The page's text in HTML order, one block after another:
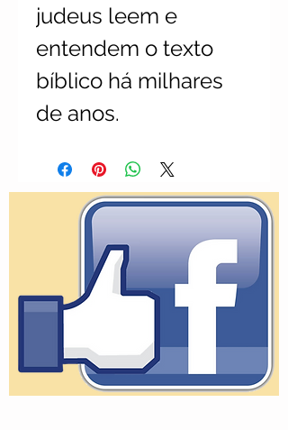
judeus leem e
entendem o texto
bíblico há milhares
de anos.